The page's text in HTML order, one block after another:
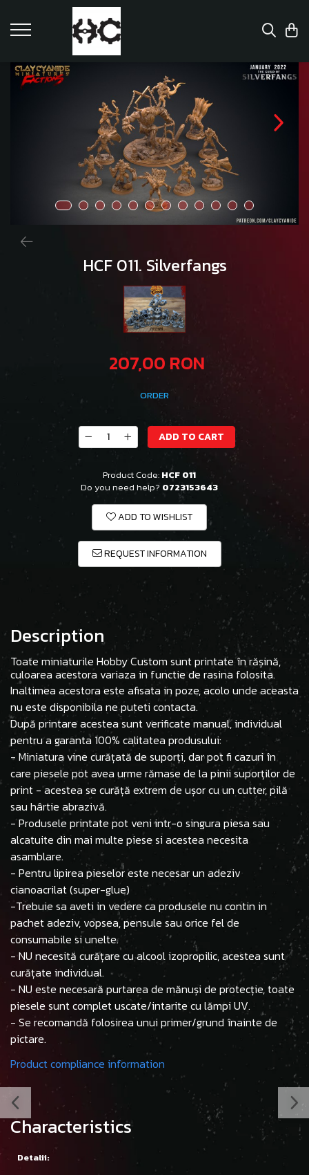
HCF 011. Silverfangs
207,00 RON
ORDER
ADD TO CART
Product Code: HCF 011
Do you need help? 0723153643
ADD TO WISHLIST
REQUEST INFORMATION
Description
Toate miniaturile Hobby Custom sunt printate în rășină,
culoarea acestora variaza in functie de rasina folosita.
Inaltimea acestora este afisata in poze, acolo unde aceasta
nu este disponibila ne puteti contacta.
După printare acestea sunt verificate manual, individual
pentru a garanta 100% calitatea produsului:
- Miniatura vine curățată de suporți, dar pot fi cazuri în
care piesele pot avea urme rămase de la pinii suporților de
print - acestea se curăță extrem de ușor cu un cutter, pilă
sau hârtie abrazivă.
- Produsele printate pot veni intr-o singura piesa sau
alcatuite din mai multe piese si acestea necesita
asamblare.
- Pentru lipirea pieselor este necesar un adeziv
cianoacrilat (super-glue)
-Trebuie sa aveti in vedere ca produsele nu contin in
pachet adeziv, vopsea, pensule sau orice fel de
consumabile si unelte.
- NU necesită curățare cu alcool izopropilic, acestea sunt
curățate individual.
- NU este necesară purtarea de mănuși de protecție, toate
piesele sunt complet uscate/intarite cu lămpi UV.
- Se recomandă folosirea unui primer/grund înainte de
pictare.
Product compliance information
Characteristics
Detalii: